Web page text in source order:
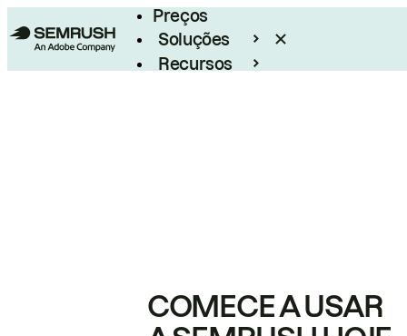
Preços
Soluções
Recursos
COMECE A USAR